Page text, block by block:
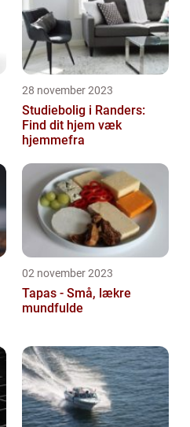
28 november 2023
Studiebolig i Randers:
Find dit hjem væk
hjemmefra
02 november 2023
Tapas - Små, lækre
mundfulde